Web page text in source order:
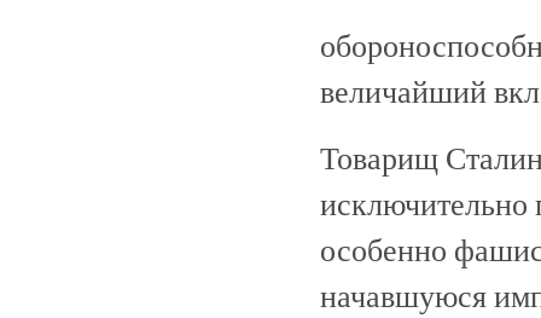
величайший
Товарищ
исключительно
особенно
начавшуюся